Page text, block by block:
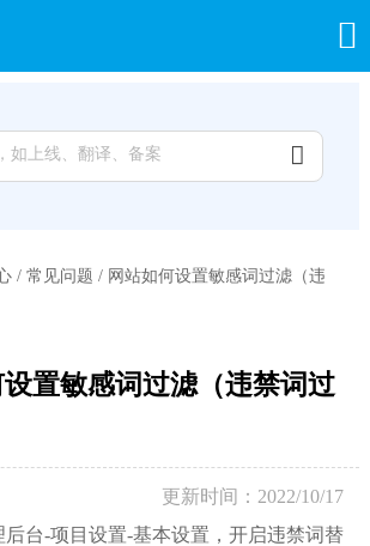


/ 常见问题 / 网站如何设置敏感词过滤（违
置敏感词过滤（违禁词过
更新时间：2022/10/17
后台-项目设置-基本设置，开启违禁词替